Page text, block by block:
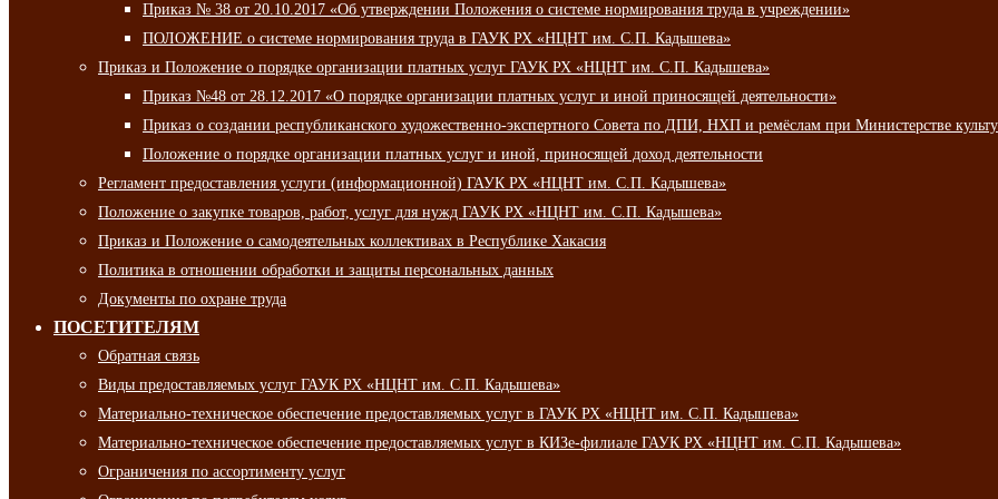
Приказ № 38 от 20.10.2017 «Об утверждении Положения о системе нормирования труда в учреждении»
ПОЛОЖЕНИЕ о системе нормирования труда в ГАУК РХ «НЦНТ им. С.П. Кадышева»
Приказ и Положение о порядке организации платных услуг ГАУК РХ «НЦНТ им. С.П. Кадышева»
Приказ №48 от 28.12.2017 «О порядке организации платных услуг и иной приносящей деятельности»
Приказ о создании республиканского художественно-экспертного Совета по ДПИ, НХП и ремёслам при Министерстве
Положение о порядке организации платных услуг и иной, приносящей доход деятельности
Регламент предоставления услуги (информационной) ГАУК РХ «НЦНТ им. С.П. Кадышева»
Положение о закупке товаров, работ, услуг для нужд ГАУК РХ «НЦНТ им. С.П. Кадышева»
Приказ и Положение о самодеятельных коллективах в Республике Хакасия
Политика в отношении обработки и защиты персональных данных
Документы по охране труда
ПОСЕТИТЕЛЯМ
Обратная связь
Виды предоставляемых услуг ГАУК РХ «НЦНТ им. С.П. Кадышева»
Материально-техническое обеспечение предоставляемых услуг в ГАУК РХ «НЦНТ им. С.П. Кадышева»
Материально-техническое обеспечение предоставляемых услуг в КИЗе-филиале ГАУК РХ «НЦНТ им. С.П. Кадышева»
Ограничения по ассортименту услуг